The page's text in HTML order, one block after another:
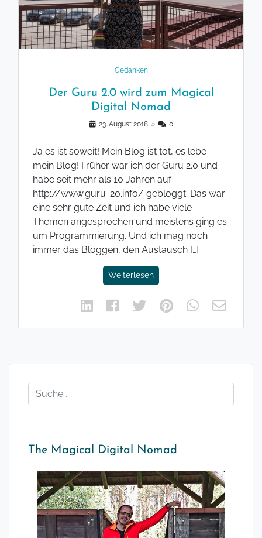
Gedanken
Der Guru 2.0 wird zum Magical
Digital Nomad
23. August 2018 ◌ 0
Ja es ist soweit! Mein Blog ist tot, es lebe
mein Blog! Früher war ich der Guru 2.0 und
habe seit mehr als 10 Jahren auf
http://www.guru-20.info/ gebloggt. Das war
eine sehr gute Zeit und ich habe viele
Themen angesprochen und meistens ging es
um Programmierung. Und ich mag noch
immer das Bloggen, den Austausch […]
Weiterlesen
The Magical Digital Nomad